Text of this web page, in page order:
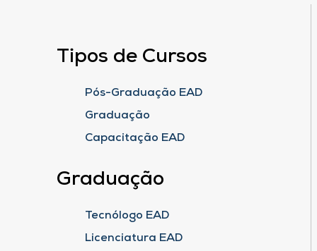
Tipos de Cursos
Pós-Graduação EAD
Graduação
Capacitação EAD
Graduação
Tecnólogo EAD
Licenciatura EAD